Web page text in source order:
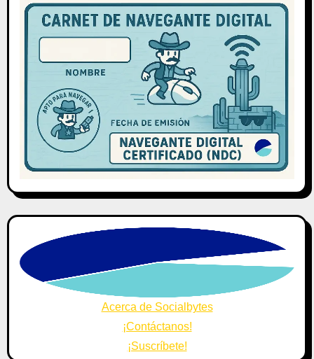
Acerca de Socialbytes
¡Contáctanos!
¡Suscríbete!